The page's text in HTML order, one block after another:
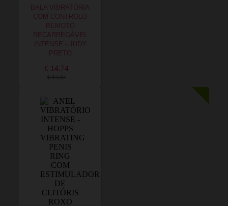
BALA VIBRATÓRIA
COM CONTROLO
REMOTO
RECARREGÁVEL
INTENSE - JUDY
PRETO
€ 14,74
€ 17,47